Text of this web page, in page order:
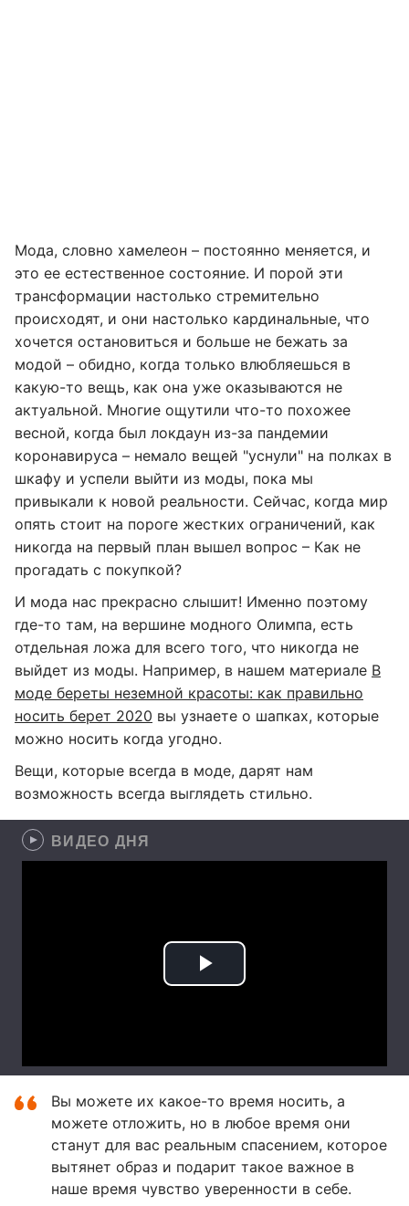
Мода, словно хамелеон – постоянно меняется, и
это ее естественное состояние. И порой эти
трансформации настолько стремительно
происходят, и они настолько кардинальные, что
хочется остановиться и больше не бежать за
модой – обидно, когда только влюбляешься в
какую-то вещь, как она уже оказываются не
актуальной. Многие ощутили что-то похожее
весной, когда был локдаун из-за пандемии
коронавируса – немало вещей "уснули" на полках в
шкафу и успели выйти из моды, пока мы
привыкали к новой реальности. Сейчас, когда мир
опять стоит на пороге жестких ограничений, как
никогда на первый план вышел вопрос – Как не
прогадать с покупкой?
И мода нас прекрасно слышит! Именно поэтому
где-то там, на вершине модного Олимпа, есть
отдельная ложа для всего того, что никогда не
выйдет из моды. Например, в нашем материале В
моде береты неземной красоты: как правильно
носить берет 2020 вы узнаете о шапках, которые
можно носить когда угодно.
Вещи, которые всегда в моде, дарят нам
возможность всегда выглядеть стильно.
ВИДЕО ДНЯ
Вы можете их какое-то время носить, а
можете отложить, но в любое время они
станут для вас реальным спасением, которое
вытянет образ и подарит такое важное в
наше время чувство уверенности в себе.